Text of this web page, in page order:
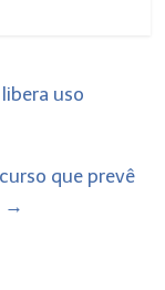
uso
que prevê
→